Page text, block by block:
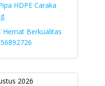
HDPE Caraka
Hemat Berkualitas
2026